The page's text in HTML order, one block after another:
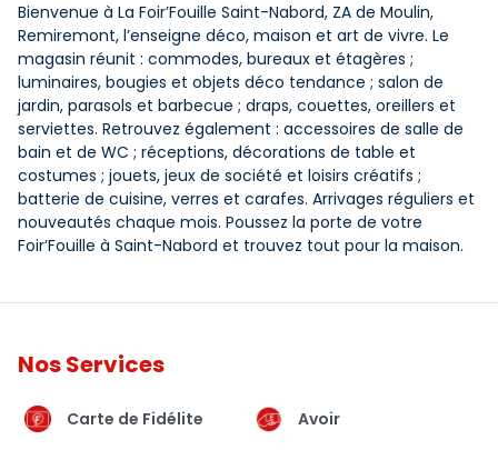
Bienvenue à La Foir’Fouille Saint-Nabord, ZA de Moulin,
Remiremont, l’enseigne déco, maison et art de vivre. Le
magasin réunit : commodes, bureaux et étagères ;
luminaires, bougies et objets déco tendance ; salon de
jardin, parasols et barbecue ; draps, couettes, oreillers et
serviettes. Retrouvez également : accessoires de salle de
bain et de WC ; réceptions, décorations de table et
costumes ; jouets, jeux de société et loisirs créatifs ;
batterie de cuisine, verres et carafes. Arrivages réguliers et
nouveautés chaque mois. Poussez la porte de votre
Foir’Fouille à Saint-Nabord et trouvez tout pour la maison.
Nos Services
Carte de Fidélite Avoir